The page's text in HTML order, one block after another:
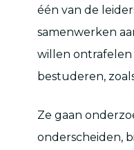
één van de
samenwerken
willen ontrafelen
bestuderen,
Ze gaan
onderscheiden,